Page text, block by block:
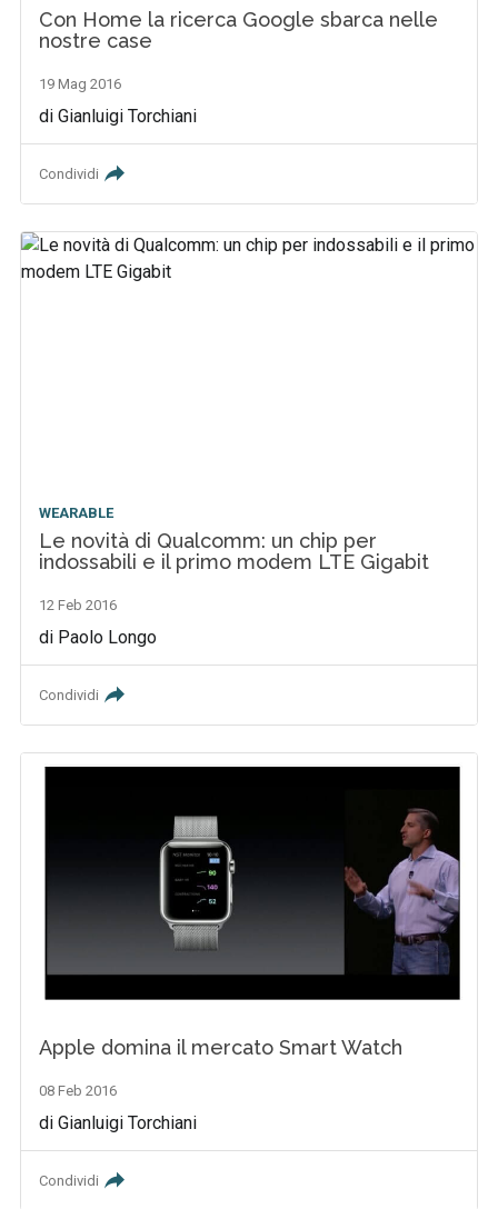
Con Home la ricerca Google sbarca nelle
nostre case
19 Mag 2016
di Gianluigi Torchiani
Condividi
WEARABLE
Le novità di Qualcomm: un chip per
indossabili e il primo modem LTE Gigabit
12 Feb 2016
di Paolo Longo
Condividi
Apple domina il mercato Smart Watch
08 Feb 2016
di Gianluigi Torchiani
Condividi